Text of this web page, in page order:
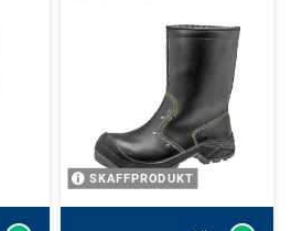
SKAFFPRODUKT